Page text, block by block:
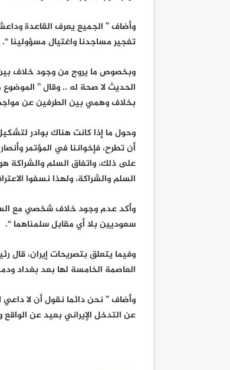
وأضاف ” الجميع يعرف القاعدة
تفجير مساجدنا واغتيال مسؤولينا “.
وبخصوص ما يروج من وجود خلاف بين
الحديث لا صحة له .. وقال ”
بخلاف وهمي بين الطرفين عن
وحول ما إذا كانت هناك بوادر
على ذلك، واتفاق السلم والشراكة
السلم والشراكة، ولهذا نسفوا
وأكد عدم وجود خلاف شخصي مع
سعوديين بلا أي مقابل سلمناهما “.
وفيما يتعلق بتصريحات إيران، قال
العاصمة الخامسة لها بعد بغداد
وأضاف ” نحن دائما نقول أن لا داعي
عن التدخل الإيراني بعيد عن